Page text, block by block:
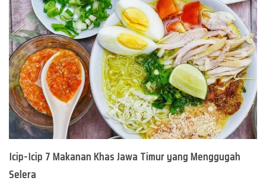
Icip-Icip 7 Makanan Khas Jawa Timur yang Menggugah
Selera